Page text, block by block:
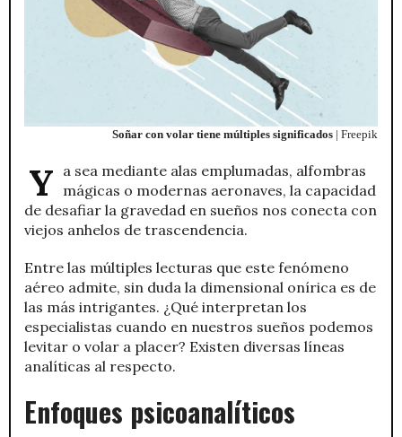
Soñar con volar tiene múltiples significados | Freepik
Ya sea mediante alas emplumadas, alfombras mágicas o modernas aeronaves, la capacidad
de desafiar la gravedad en sueños nos conecta con
viejos anhelos de trascendencia.
Entre las múltiples lecturas que este fenómeno
aéreo admite, sin duda la dimensional onírica es de
las más intrigantes. ¿Qué interpretan los
especialistas cuando en nuestros sueños podemos
levitar o volar a placer? Existen diversas líneas
analíticas al respecto.
Enfoques psicoanalíticos